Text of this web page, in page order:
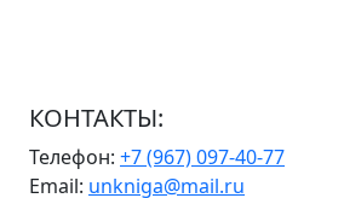
КОНТАКТЫ:
Телефон: +7 (967) 097-40-77
Email: unkniga@mail.ru